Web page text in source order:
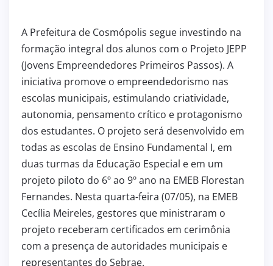
A Prefeitura de Cosmópolis segue investindo na
formação integral dos alunos com o Projeto JEPP
(Jovens Empreendedores Primeiros Passos). A
iniciativa promove o empreendedorismo nas
escolas municipais, estimulando criatividade,
autonomia, pensamento crítico e protagonismo
dos estudantes. O projeto será desenvolvido em
todas as escolas de Ensino Fundamental I, em
duas turmas da Educação Especial e em um
projeto piloto do 6º ao 9º ano na EMEB Florestan
Fernandes. Nesta quarta-feira (07/05), na EMEB
Cecília Meireles, gestores que ministraram o
projeto receberam certificados em cerimônia
com a presença de autoridades municipais e
representantes do Sebrae.